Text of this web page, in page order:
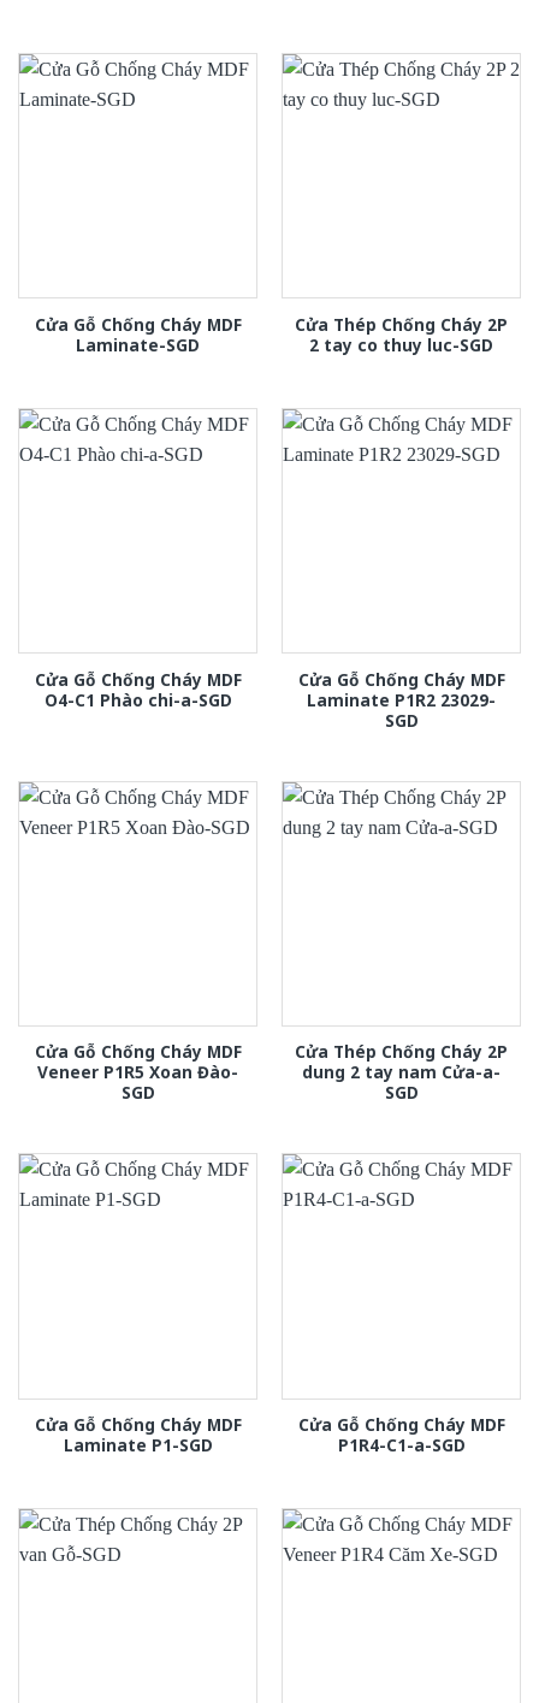
Cửa Gỗ Chống Cháy MDF
Laminate-SGD
Cửa Thép Chống Cháy 2P
2 tay co thuy luc-SGD
Cửa Gỗ Chống Cháy MDF
O4-C1 Phào chi-a-SGD
Cửa Gỗ Chống Cháy MDF
Laminate P1R2 23029-
SGD
Cửa Gỗ Chống Cháy MDF
Veneer P1R5 Xoan Đào-
SGD
Cửa Thép Chống Cháy 2P
dung 2 tay nam Cửa-a-
SGD
Cửa Gỗ Chống Cháy MDF
Laminate P1-SGD
Cửa Gỗ Chống Cháy MDF
P1R4-C1-a-SGD